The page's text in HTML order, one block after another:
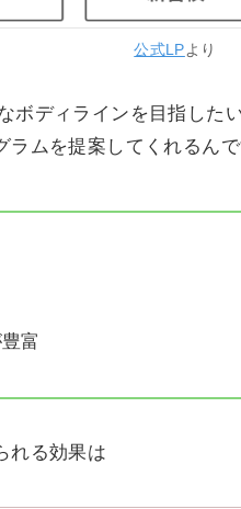
公式LPより
ボディラインを目指した
ムを提案してくれるんで
富
れる効果は